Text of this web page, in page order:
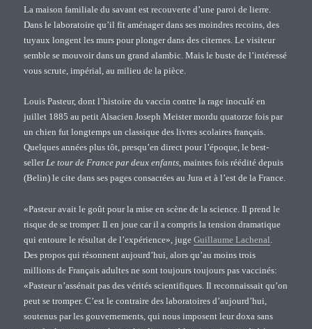
La maison familiale du savant est recouverte d’une paroi de lierre.
Dans le laboratoire qu’il fit aménager dans ses moindres recoins, des
tuyaux longent les murs pour plonger dans des citernes. Le visiteur
semble se mouvoir dans un grand alambic. Mais le buste de l’intéressé
vous scrute, impérial, au milieu de la pièce.
Louis Pasteur, dont l’histoire du vaccin contre la rage inoculé en
juillet 1885 au petit Alsacien Joseph Meister mordu quatorze fois par
un chien fut longtemps un classique des livres scolaires français.
Quelques années plus tôt, presqu’en direct pour l’époque, le best-
sellerLe tour de France par deux enfants, maintes fois réédité depuis
(Belin) le cite dans ses pages consacrées au Jura et à l’est de la France.
«Pasteur avait le goût pour la mise en scène de la science. Il prend le
risque de se tromper. Il en joue car il a compris la tension dramatique
qui entoure le résultat de l’expérience», jugeGuillaume Lachenal.
Des propos qui résonnent aujourd’hui, alors qu’au moins trois
millions de Français adultes ne sont toujours toujours pas vaccinés:
«Pasteur n’assénait pas des vérités scientifiques. Il reconnaissait qu’on
peut se tromper. C’est le contraire des laboratoires d’aujourd’hui,
soutenus par les gouvernements, qui nous imposent leur doxa sans